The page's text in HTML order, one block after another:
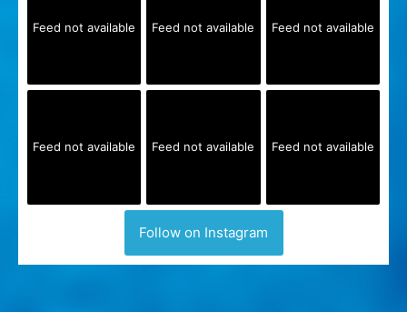
Feed not available Feed not available Feed not available
Feed not available Feed not available Feed not available
Follow on Instagram